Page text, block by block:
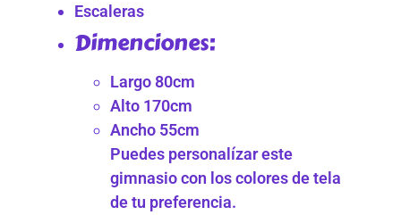
Escaleras
Dimenciones:
Largo 80cm
Alto 170cm
Ancho 55cm
Puedes personalízar este
gimnasio con los colores de tela
de tu preferencia.